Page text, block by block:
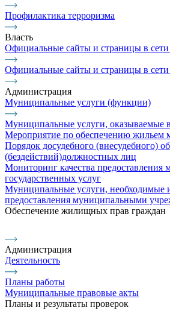
Профилактика терроризма
Власть
Официальные сайты и страницы в
Официальные сайты и страницы в
Администрация
Муниципальные услуги (функции)
Муниципальные услуги,
Мероприятие по обеспечению жильем
Порядок досудебного (внесудебного)
(бездействий)должностных лиц
Мониторинг качества предоставления
государственных услуг
Муниципальные услуги, необходимые
предоставления муниципальными
Обеспечение жилищных прав граждан
Администрация
Деятельность
Планы работы
Муниципальные правовые акты
Планы и результаты проверок